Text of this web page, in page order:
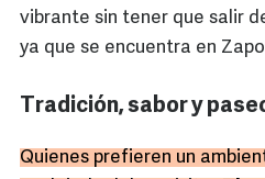
vibrante sin tener que salir
ya que se encuentra en
Tradición, sabor y
Quienes prefieren un